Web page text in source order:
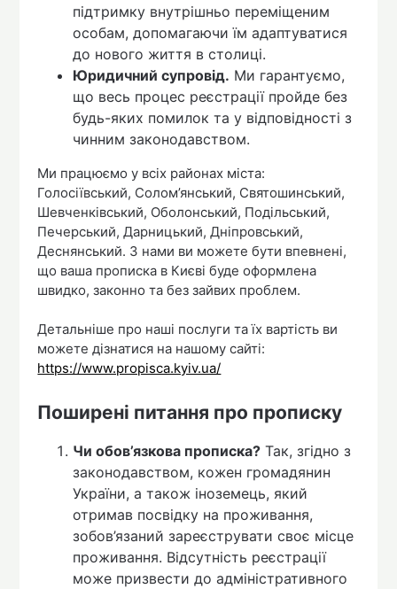
підтримку внутрішньо переміщеним
особам, допомагаючи їм адаптуватися
до нового життя в столиці.
Юридичний супровід. Ми гарантуємо,
що весь процес реєстрації пройде без
будь-яких помилок та у відповідності з
чинним законодавством.
Ми працюємо у всіх районах міста:
Голосіївський, Солом’янський, Святошинський,
Шевченківський, Оболонський, Подільський,
Печерський, Дарницький, Дніпровський,
Деснянський. З нами ви можете бути впевнені,
що ваша прописка в Києві буде оформлена
швидко, законно та без зайвих проблем.
Детальніше про наші послуги та їх вартість ви
можете дізнатися на нашому сайті:
https://www.propisca.kyiv.ua/
Поширені питання про прописку
Чи обов’язкова прописка? Так, згідно з
законодавством, кожен громадянин
України, а також іноземець, який
отримав посвідку на проживання,
зобов’язаний зареєструвати своє місце
проживання. Відсутність реєстрації
може призвести до адміністративного